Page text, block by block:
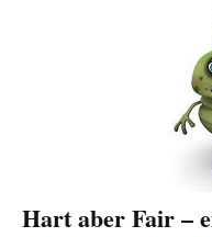
Hart aber Fair –